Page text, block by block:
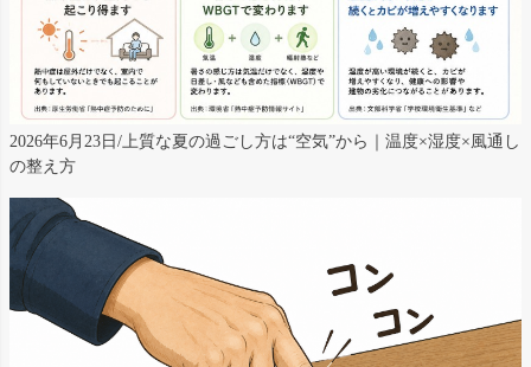
2026年6月23日/上質な夏の過ごし方は“空気”から｜温度×湿度×風通し
の整え方